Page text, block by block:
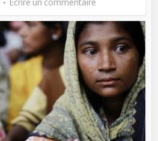
Ecrire un commentaire